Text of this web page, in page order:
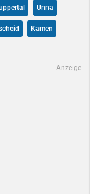
Unna
Kamen
Anzeige